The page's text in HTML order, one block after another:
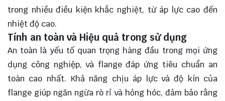
trong nhiều điều kiện khắc nghiệt, từ áp lực cao đến
nhiệt độ cao.
Tính an toàn và Hiệu quả trong sử dụng
An toàn là yếu tố quan trọng hàng đầu trong mọi ứng
dụng công nghiệp, và flange đáp ứng tiêu chuẩn an
toàn cao nhất. Khả năng chịu áp lực và độ kín của
flange giúp ngăn ngừa rò rỉ và hỏng hóc, đảm bảo rằng